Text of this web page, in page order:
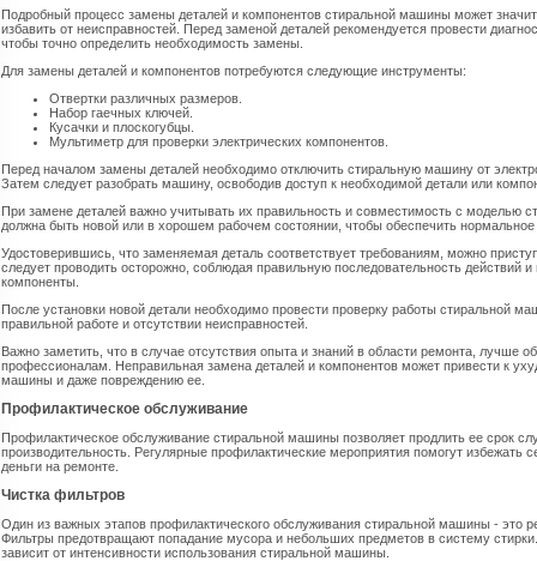
Подробный процесс замены деталей и компонентов стиральной машины может
избавить от неисправностей. Перед заменой деталей рекомендуется провести
чтобы точно определить необходимость замены.
Для замены деталей и компонентов потребуются следующие инструменты:
Отвертки различных размеров.
Набор гаечных ключей.
Кусачки и плоскогубцы.
Мультиметр для проверки электрических компонентов.
Перед началом замены деталей необходимо отключить стиральную машину от
Затем следует разобрать машину, освободив доступ к необходимой детали или
При замене деталей важно учитывать их правильность и совместимость с моделью
должна быть новой или в хорошем рабочем состоянии, чтобы обеспечить
Удостоверившись, что заменяемая деталь соответствует требованиям, можно
следует проводить осторожно, соблюдая правильную последовательность действий и
компоненты.
После установки новой детали необходимо провести проверку работы стиральной
правильной работе и отсутствии неисправностей.
Важно заметить, что в случае отсутствия опыта и знаний в области ремонта, лучше
профессионалам. Неправильная замена деталей и компонентов может привести к
машины и даже повреждению ее.
Профилактическое обслуживание
Профилактическое обслуживание стиральной машины позволяет продлить ее срок
производительность. Регулярные профилактические мероприятия помогут избежать
деньги на ремонте.
Чистка фильтров
Один из важных этапов профилактического обслуживания стиральной машины - это
Фильтры предотвращают попадание мусора и небольших предметов в систему
зависит от интенсивности использования стиральной машины.